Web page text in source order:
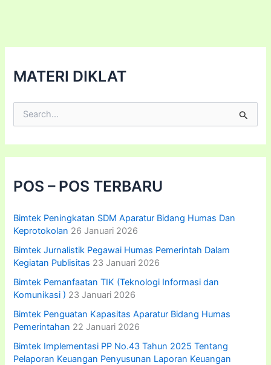
Wisata
MATERI DIKLAT
i
u
t
u
:
POS – POS TERBARU
Bimtek Peningkatan SDM Aparatur Bidang Humas Dan
Keprotokolan 26 Januari 2026
Bimtek Jurnalistik Pegawai Humas Pemerintah Dalam
Kegiatan Publisitas 23 Januari 2026
Bimtek Pemanfaatan TIK (Teknologi Informasi dan
Komunikasi ) 23 Januari 2026
Bimtek Penguatan Kapasitas Aparatur Bidang Humas
Pemerintahan 22 Januari 2026
Bimtek Implementasi PP No.43 Tahun 2025 Tentang
Pelaporan Keuangan Penyusunan Laporan Keuangan